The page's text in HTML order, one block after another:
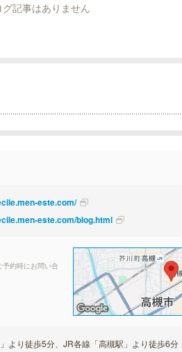
グ記事はありません
este.com/
este.com/blog.html
約時にお問い合
より徒歩5分、JR各線「高槻駅」より徒歩6分